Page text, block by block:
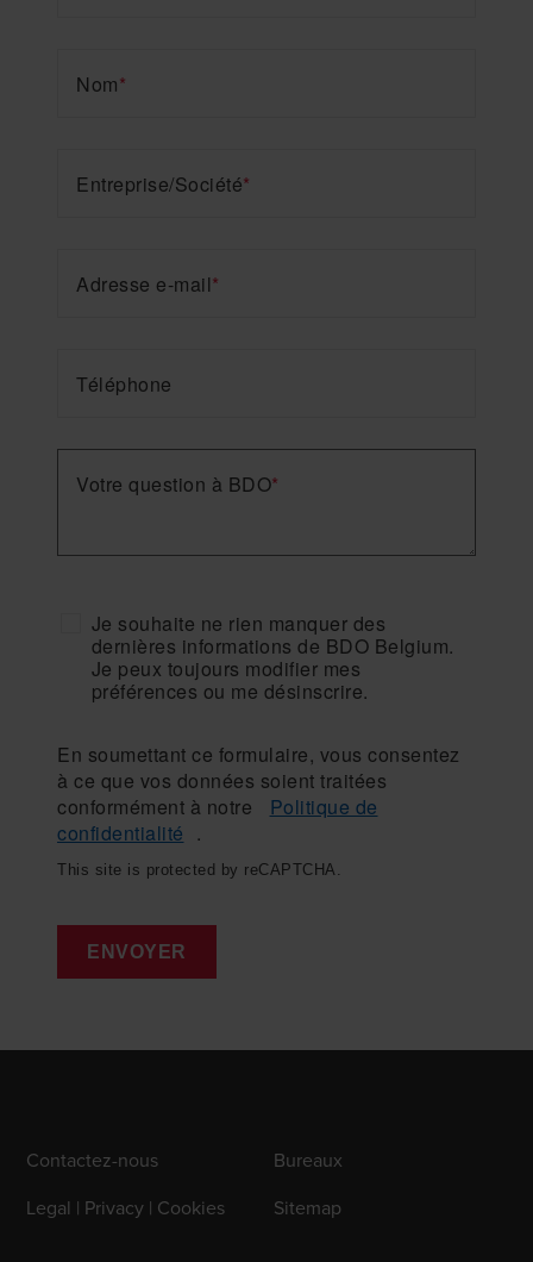
*
Nom
*
Entreprise/Société
*
Adresse e-mail
Téléphone
*
Votre question à BDO
Je souhaite ne rien manquer des
dernières informations de BDO Belgium.
Je peux toujours modifier mes
préférences ou me désinscrire.
En soumettant ce formulaire, vous consentez
à ce que vos données soient traitées
conformément à notre
Politique de
confidentialité .
This site is protected by reCAPTCHA.
ENVOYER
Contactez-nous
Bureaux
Legal | Privacy | Cookies
Sitemap